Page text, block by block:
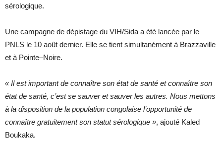
sérologique.
Une campagne de dépistage du VIH/Sida a été lancée par le
PNLS le 10 août dernier. Elle se tient simultanément à Brazzaville
et à Pointe–Noire.
« Il est important de connaître son état de santé et connaître son
état de santé, c’est se sauver et sauver les autres. Nous mettons
à la disposition de la population congolaise l’opportunité de
connaître gratuitement son statut sérologique », ajouté Kaled
Boukaka.